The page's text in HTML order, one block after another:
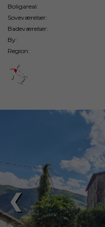
Boligareal:
Soveværelser:
Badeværelser:
By:
Region:
❮